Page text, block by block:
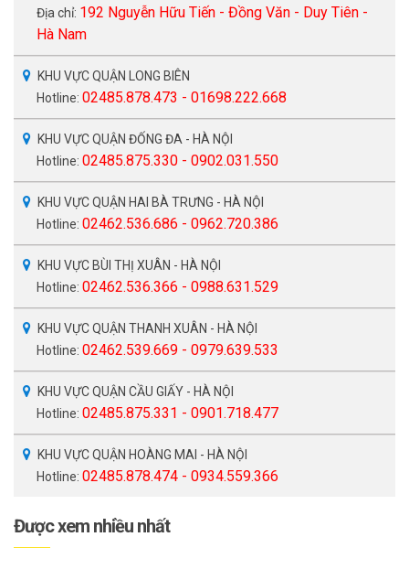
Địa chỉ: 192 Nguyễn Hữu Tiến - Đồng Văn - Duy Tiên -
Hà Nam
KHU VỰC QUẬN LONG BIÊN
Hotline: 02485.878.473 - 01698.222.668
KHU VỰC QUẬN ĐỐNG ĐA - HÀ NỘI
Hotline: 02485.875.330 - 0902.031.550
KHU VỰC QUẬN HAI BÀ TRƯNG - HÀ NỘI
Hotline: 02462.536.686 - 0962.720.386
KHU VỰC BÙI THỊ XUÂN - HÀ NỘI
Hotline: 02462.536.366 - 0988.631.529
KHU VỰC QUẬN THANH XUÂN - HÀ NỘI
Hotline: 02462.539.669 - 0979.639.533
KHU VỰC QUẬN CẦU GIẤY - HÀ NỘI
Hotline: 02485.875.331 - 0901.718.477
KHU VỰC QUẬN HOÀNG MAI - HÀ NỘI
Hotline: 02485.878.474 - 0934.559.366
Được xem nhiều nhất